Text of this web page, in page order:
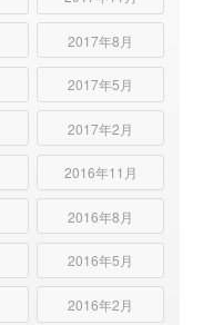
2017年8月
2017年5月
2017年2月
2016年11月
2016年8月
2016年5月
2016年2月